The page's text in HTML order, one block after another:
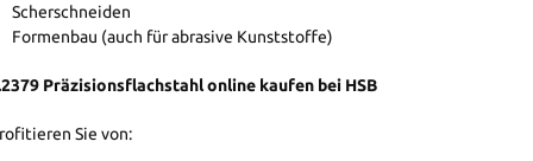
Scherschneiden
Formenbau (auch für abrasive Kunststoffe)
Präzisionsflachstahl online kaufen bei HSB
Sie von: